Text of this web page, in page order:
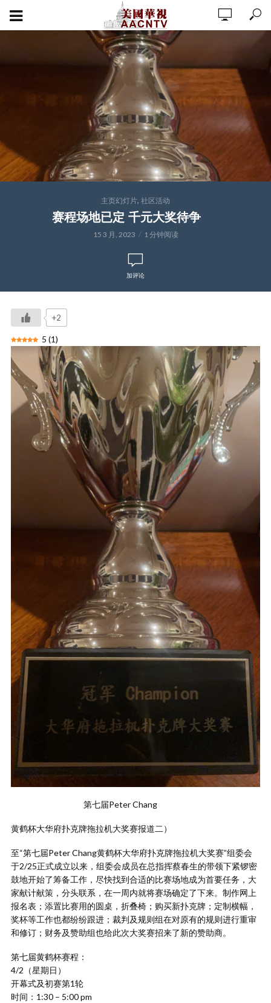
主页幻灯片, 社区活动
赛程场地已定 千元大奖待争
15 3 月, 2023 1 分钟阅读
加评论
+2
5 (1)
第七届Peter Chang
黄鹤杯大华府扑克牌拖拉机大奖赛报道二）
至“第七届Peter Chang黄鹤杯大华府扑克牌拖拉机大奖赛”组委会
于2/25正式成立以来，组委会成员在总指挥蔡春生的带领下紧锣密
鼓地开始了筹备工作，尽快找到合适的比赛场地成为首要任务，大
家献计献策，分头联系，在一周内就将赛场确定了下来。制作网上
报名表；添置比赛用的圆桌，折叠椅；购买新扑克牌；定制横幅，
奖杯等工作也都纷纷跟进；裁判及规则组在对原有的规则进行重审
和修订；财务及赞助组也给此次大奖赛招来了新的赞助商。
第七届黄鹤杯赛程：
4/2（星期日）
开幕式及初赛第1轮
时间：1:30 – 5:00 pm